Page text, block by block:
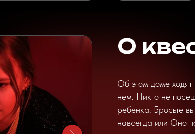
О
Об этом доме ходят
нем. Никто не
ребенка. Бросьте
навсегда или Оно